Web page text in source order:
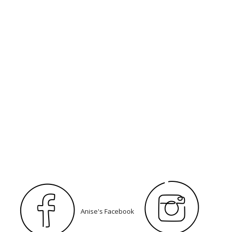
Anise's Facebook